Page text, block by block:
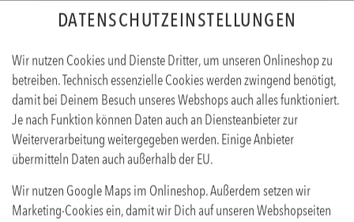
DATENSCHUTZEINSTELLUNGEN
Wir nutzen Cookies und Dienste Dritter, um unseren Onlineshop zu
betreiben. Technisch essenzielle Cookies werden zwingend benötigt,
damit bei Deinem Besuch unseres Webshops auch alles funktioniert.
Je nach Funktion können Daten auch an Diensteanbieter zur
Weiterverarbeitung weitergegeben werden. Einige Anbieter
übermitteln Daten auch außerhalb der EU.
Wir nutzen Google Maps im Onlineshop. Außerdem setzen wir
Marketing-Cookies ein, damit wir Dich auf unseren Webshopseiten
DE
Sprache ändern
EN
NACHSPEISEN GETRÄNKE COCKTAILS